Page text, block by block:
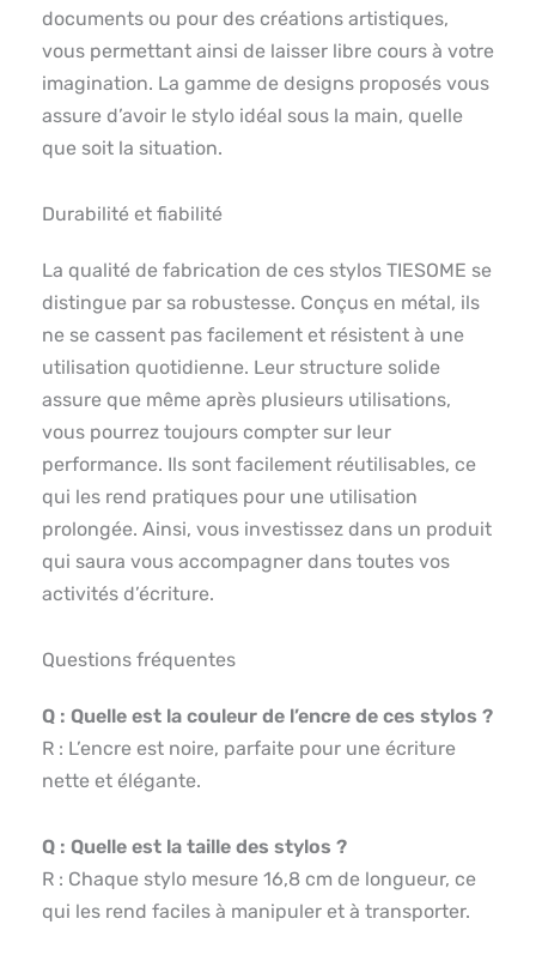
documents ou pour des créations artistiques,
vous permettant ainsi de laisser libre cours à votre
imagination. La gamme de designs proposés vous
assure d’avoir le stylo idéal sous la main, quelle
que soit la situation.
Durabilité et fiabilité
La qualité de fabrication de ces stylos TIESOME se
distingue par sa robustesse. Conçus en métal, ils
ne se cassent pas facilement et résistent à une
utilisation quotidienne. Leur structure solide
assure que même après plusieurs utilisations,
vous pourrez toujours compter sur leur
performance. Ils sont facilement réutilisables, ce
qui les rend pratiques pour une utilisation
prolongée. Ainsi, vous investissez dans un produit
qui saura vous accompagner dans toutes vos
activités d’écriture.
Questions fréquentes
Q : Quelle est la couleur de l’encre de ces stylos ?
R : L’encre est noire, parfaite pour une écriture
nette et élégante.
Q : Quelle est la taille des stylos ?
R : Chaque stylo mesure 16,8 cm de longueur, ce
qui les rend faciles à manipuler et à transporter.